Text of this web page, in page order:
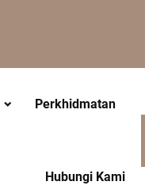
Perkhidmatan
Hubungi Kami